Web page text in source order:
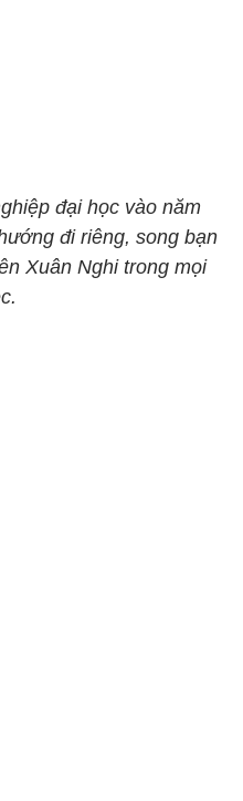
đại học vào năm
đi riêng, song bạn
Xuân Nghi trong mọi